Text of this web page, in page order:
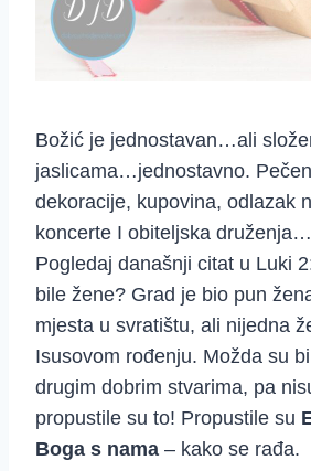
Božić je jednostavan…ali
jaslicama…jednostavno.
dekoracije, kupovina, odlazak
koncerte I obiteljska
Pogledaj današnji citat u Luki
bile žene? Grad je bio pun
mjesta u svratištu, ali nijedna
Isusovom rođenju. Možda su
drugim dobrim stvarima, pa
propustile su to! Propustile su
Boga s nama – kako se rađa.